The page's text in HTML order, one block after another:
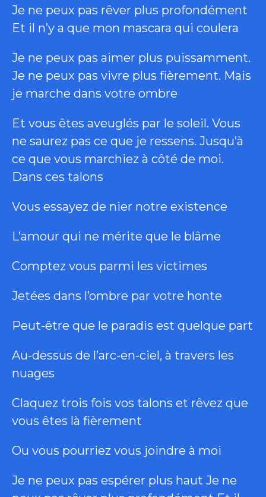
Je ne peux pas rêver plus profondément
Et il n’y a que mon mascara qui coulera
Je ne peux pas aimer plus puissamment.
Je ne peux pas vivre plus fièrement. Mais
je marche dans votre ombre
Et vous êtes aveuglés par le soleil. Vous
ne saurez pas ce que je ressens. Jusqu’à
ce que vous marchiez à côté de moi.
Dans ces talons
Vous essayez de nier notre existence
L’amour qui ne mérite que le blâme
Comptez vous parmi les victimes
Jetées dans l’ombre par votre honte
Peut-être que le paradis est quelque part
Au-dessus de l’arc-en-ciel, à travers les
nuages
Claquez trois fois vos talons et rêvez que
vous êtes là fièrement
Ou vous pourriez vous joindre à moi
Je ne peux pas espérer plus haut Je ne